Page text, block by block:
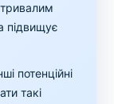
підвищує
потенційні
такі